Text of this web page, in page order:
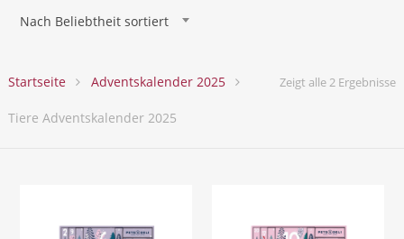
Nach Beliebtheit sortiert
Zeigt alle 2 Ergebnisse
Startseite Adventskalender 2025
Tiere Adventskalender 2025